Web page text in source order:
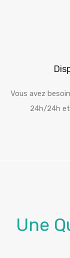
Vous avez
24h/24h
Une